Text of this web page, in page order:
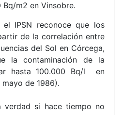
m2 en Vinsobre.
IPSN reconoce que los
de la correlación entre
del Sol en Córcega,
la contaminación de la
hasta 100.000 Bq/l en
de 1986).
verdad si hace tiempo no